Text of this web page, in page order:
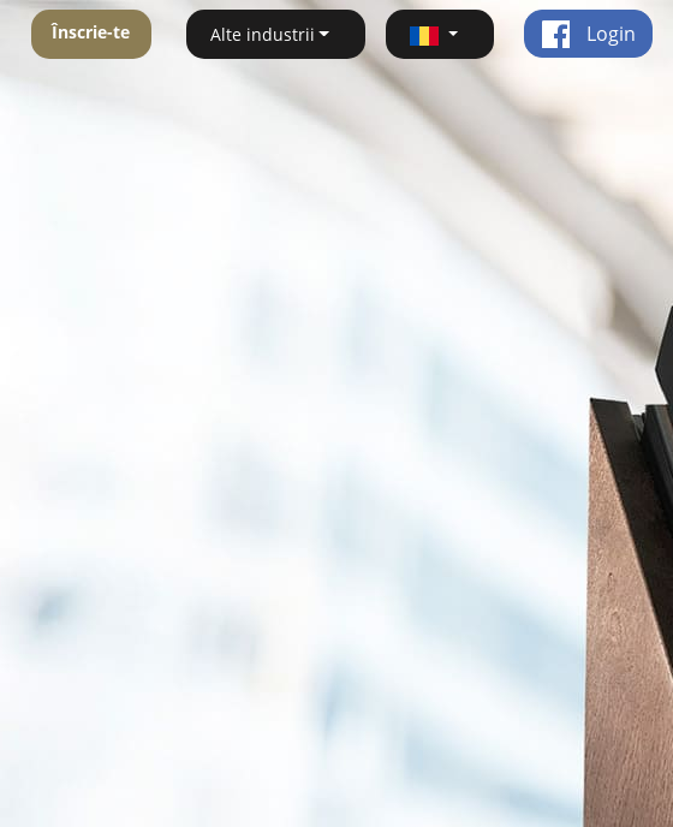
Înscrie-te Alte industrii Login